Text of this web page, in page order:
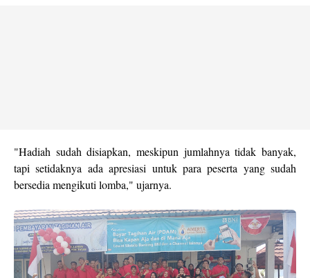
"Hadiah sudah disiapkan, meskipun jumlahnya tidak banyak,
tapi setidaknya ada apresiasi untuk para peserta yang sudah
bersedia mengikuti lomba," ujarnya.